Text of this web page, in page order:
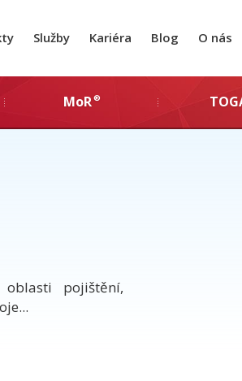
Služby Kariéra Blog O nás
MoR®
pojištění,